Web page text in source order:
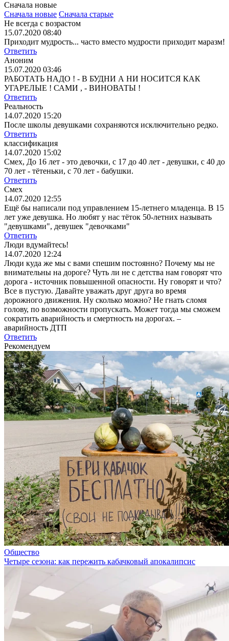
Сначала новые
Сначала новые Сначала старые
Не всегда с возрастом
15.07.2020 08:40
Приходит мудрость... часто вместо мудрости приходит маразм!
Ответить
Аноним
15.07.2020 03:46
РАБОТАТЬ НАДО ! - В БУДНИ А НИ НОСИТСЯ КАК
УГАРЕЛЫЕ ! САМИ , - ВИНОВАТЫ !
Ответить
Реальность
14.07.2020 15:20
После школы девушками сохраняются исключительно редко.
Ответить
классификация
14.07.2020 15:02
Смех, До 16 лет - это девочки, с 17 до 40 лет - девушки, с 40 до
70 лет - тётеньки, с 70 лет - бабушки.
Ответить
Смех
14.07.2020 12:55
Ещё бы написали под управлением 15-летнего младенца. В 15
лет уже девушка. Но любят у нас тёток 50-летних называть
"девушками", девушек "девочками"
Ответить
Люди вдумайтесь!
14.07.2020 12:24
Люди куда же мы с вами спешим постоянно? Почему мы не
внимательны на дороге? Чуть ли не с детства нам говорят что
дорога - источник повышенной опасности. Ну говорят и что?
Все в пустую. Давайте уважать друг друга во время
дорожного движения. Ну сколько можно? Не гнать сломя
голову, по возможности пропускать. Может тогда мы сможем
сократить аварийность и смертность на дорогах. –
аварийность ДТП
Ответить
Рекомендуем
Общество
Четыре сезона: как пережить кабачковый апокалипсис